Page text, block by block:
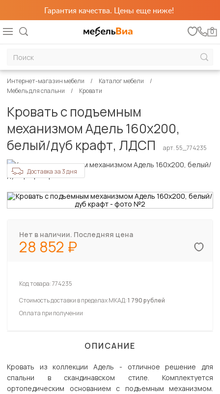
Гарантия качества. Цены еще ниже!
0
Интернет-магазин мебели
Каталог мебели
Мебель для спальни
Кровати
Кровать с подъемным
механизмом Адель 160х200,
белый/дуб крафт, ЛДСП
арт. 55_774235
Доставка за 3 дня
Нет в наличии. Последняя цена
28 852
Код товара:774235
Стоимость доставки в пределах МКАД:1 790 рублей
Оплата при получении
ОПИСАНИЕ
Кровать из коллекции Адель - отличное решение для
спальни в скандинавском стиле. Комплектуется
ортопедическим основанием с подъемным механизмом.